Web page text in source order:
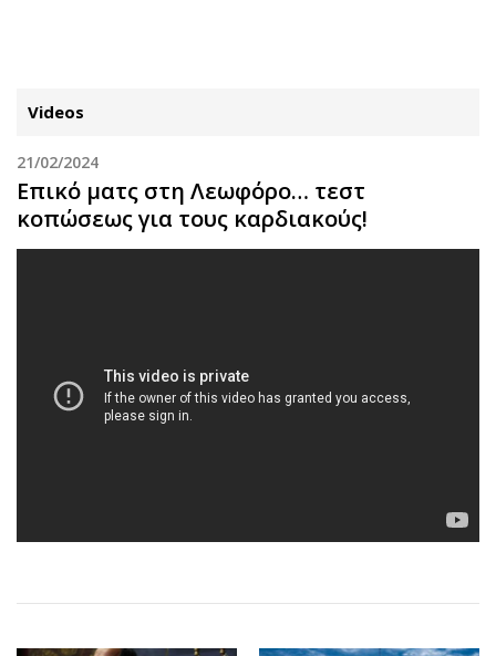
ΚΑΤΗΓΟΡΙΕΣ ΣΥΝΔΕΣΗ
Κύπρος
Εκλογές 2024
Προεδρικές 2023
Κύπρος
Κληρώσεις Allwyn
Απόψεις
Ενοικιάζονται
Νέα
Αυτοκίνηση
Videos
21/02/2024
Επικό ματς στη Λεωφόρο… τεστ
κοπώσεως για τους καρδιακούς!